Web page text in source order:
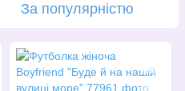
За популярністю